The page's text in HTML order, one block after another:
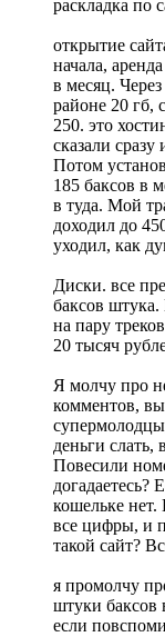
раскладка по
открытие
начала,
в месяц.
районе 20 гб,
250. это
сказали сразу
Потом
185 баксов в
в туда. Мой
доходил до
уходил, как
Диски. все
баксов
на пару
20 тысяч
Я молчу про
комментов, вы
деньги слать,
Повесили
догадаетесь?
кошельке нет.
все цифры, и
такой сайт?
я промолчу
штуки баксов
если